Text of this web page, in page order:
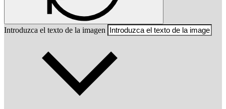
Introduzca el texto de la imagen